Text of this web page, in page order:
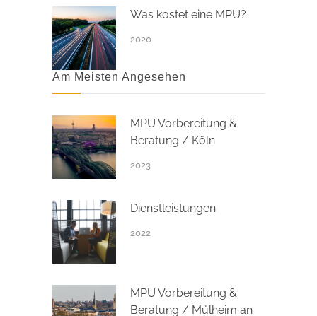
Was kostet eine MPU?
2020
Am Meisten Angesehen
MPU Vorbereitung &
Beratung / Köln
2023
Dienstleistungen
2022
MPU Vorbereitung &
Beratung / Mülheim an